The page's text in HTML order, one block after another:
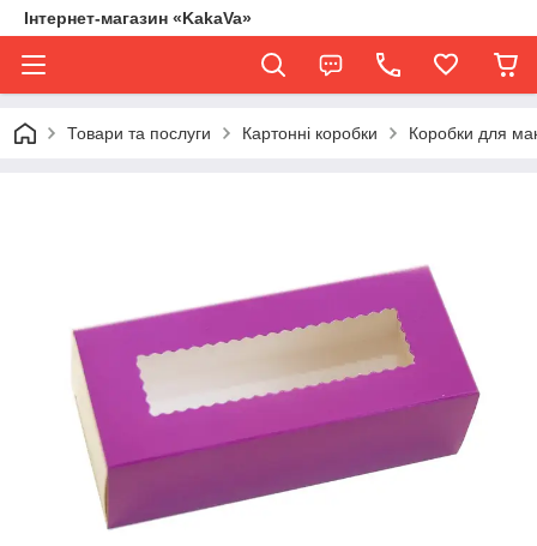
Інтернет-магазин «KakaVa»
Товари та послуги Картонні коробки Коробки для